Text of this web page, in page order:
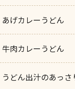
あげカレーうどん
牛肉カレーうどん
うどん出汁のあっ